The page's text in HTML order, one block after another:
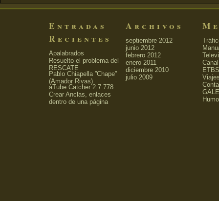
Entradas
Recientes
Apalabrados
Resuelto el problema del
RESCATE
Pablo Chiapella ”Chape”
(Amador Rivas)
aTube Catcher 2.7.778
Crear Anclas, enlaces
dentro de una página
Archivos
septiembre 2012
junio 2012
febrero 2012
enero 2011
diciembre 2010
julio 2009